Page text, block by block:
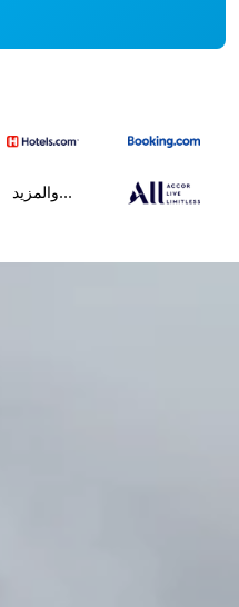
...والمزيد